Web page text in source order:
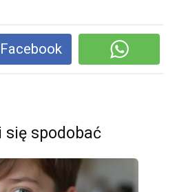
się spodobać